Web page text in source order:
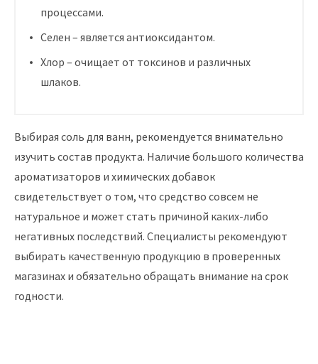
процессами.
Селен – является антиоксидантом.
Хлор – очищает от токсинов и различных
шлаков.
Выбирая соль для ванн, рекомендуется внимательно
изучить состав продукта. Наличие большого количества
ароматизаторов и химических добавок
свидетельствует о том, что средство совсем не
натуральное и может стать причиной каких-либо
негативных последствий. Специалисты рекомендуют
выбирать качественную продукцию в проверенных
магазинах и обязательно обращать внимание на срок
годности.